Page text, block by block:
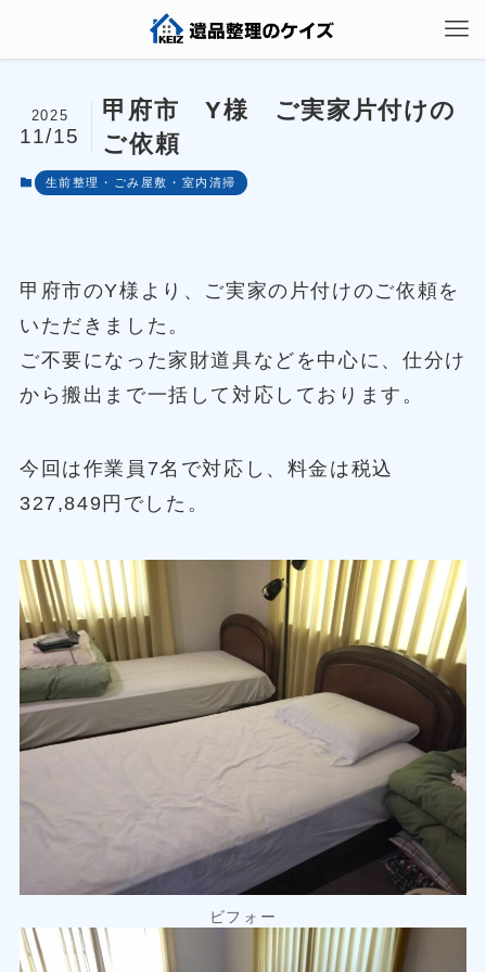
甲府市 Y様 ご実家片付けの
ご依頼
2025
11/15
生前整理・ごみ屋敷・室内清掃
甲府市のY様より、ご実家の片付けのご依頼を
いただきました。
ご不要になった家財道具などを中心に、仕分け
から搬出まで一括して対応しております。
今回は作業員7名で対応し、料金は税込
327,849円でした。
ビフォー